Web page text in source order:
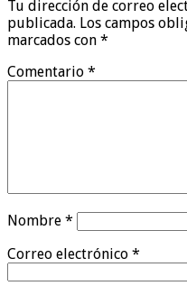
Tu dirección de correo
publicada. Los campos
marcados con *
Comentario *
Nombre *
Correo electrónico *